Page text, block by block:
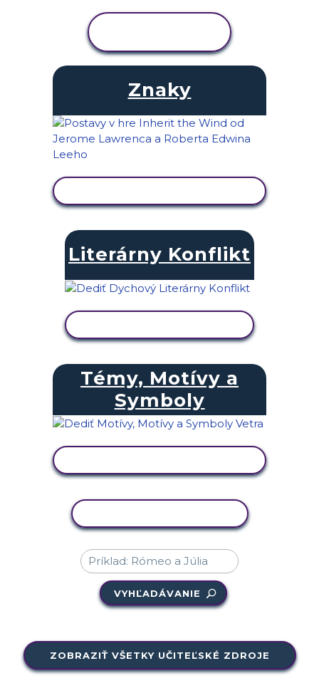
Znaky
Literárny Konflikt
Témy, Motívy a
Symboly
VYHĽADÁVANIE
ZOBRAZIŤ VŠETKY UČITEĽSKÉ ZDROJE